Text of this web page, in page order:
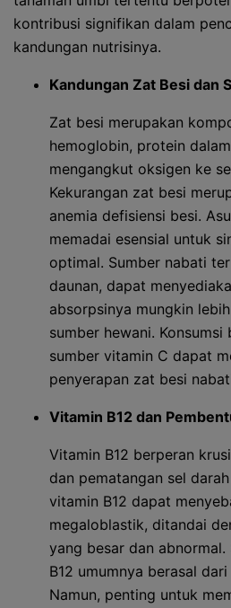
kontribusi signifikan dalam
kandungan nutrisinya.
Kandungan Zat Besi dan
Zat besi merupakan
hemoglobin, protein
mengangkut oksigen ke
Kekurangan zat besi
anemia defisiensi besi.
memadai esensial untuk
optimal. Sumber nabati
daunan, dapat
absorpsinya mungkin
sumber hewani. Konsumsi
sumber vitamin C dapat
penyerapan zat besi
Vitamin B12 dan
Vitamin B12 berperan
dan pematangan sel
vitamin B12 dapat
megaloblastik, ditandai
yang besar dan
B12 umumnya berasal
Namun, penting untuk